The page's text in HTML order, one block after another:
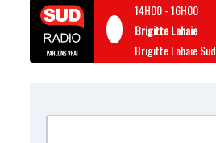
14H00-16H00
Brigitte Lahaie
Brigitte Lahaie